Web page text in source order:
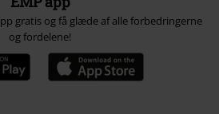
gratis og få glæde af alle forbedringerne
og fordelene!